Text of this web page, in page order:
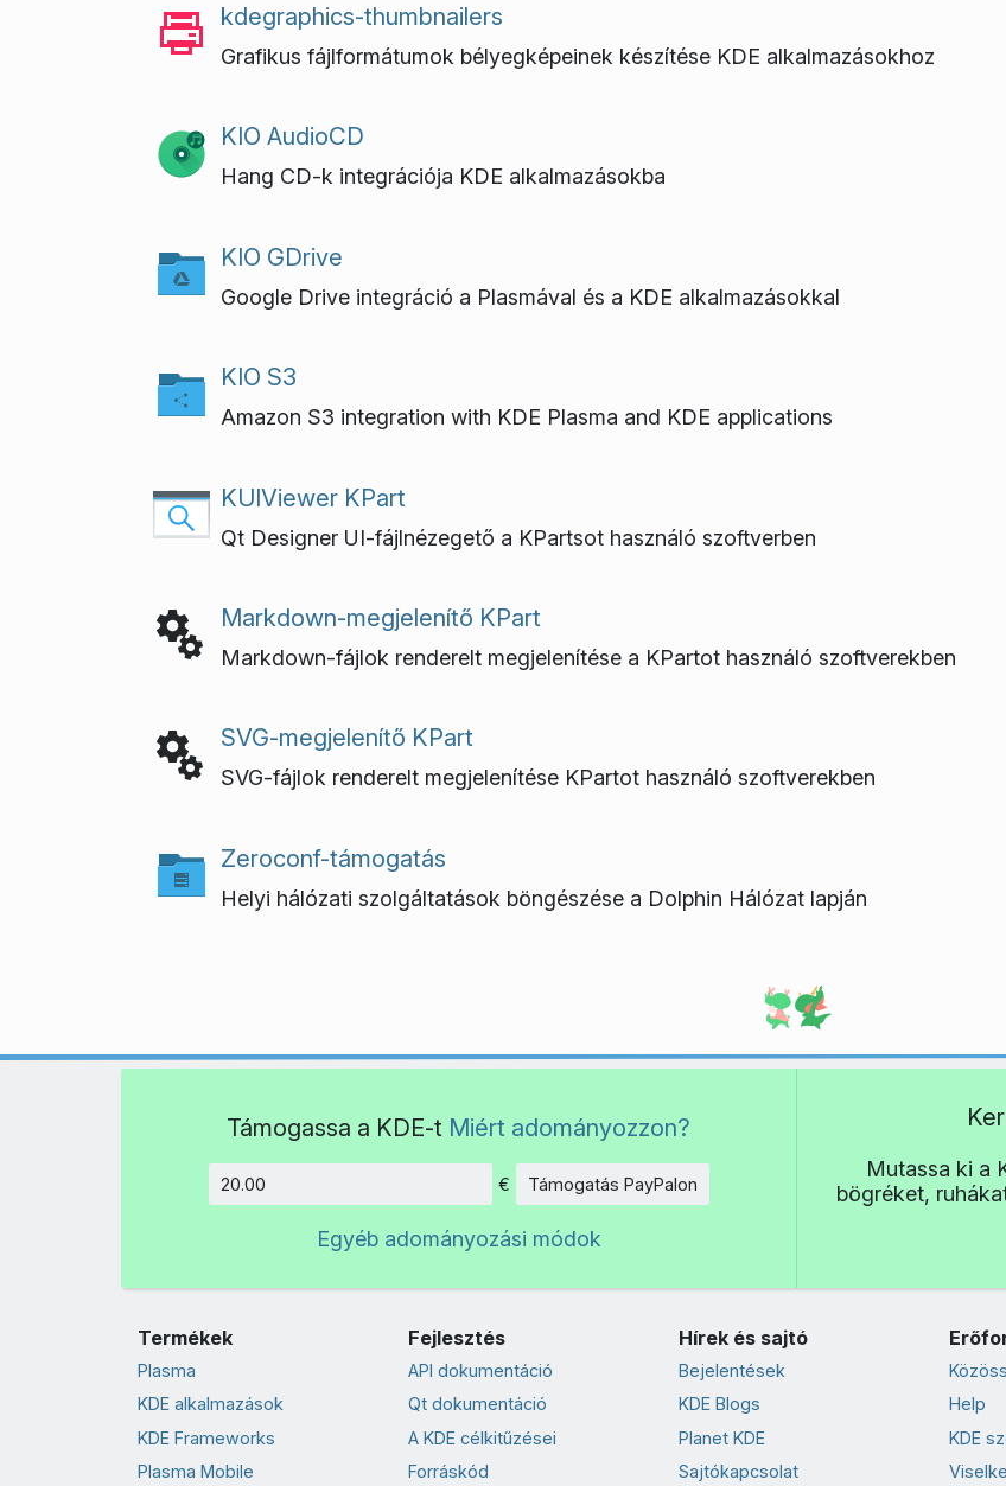
kdegraphics-thumbnailers
Grafikus fájlformátumok bélyegképeinek készítése KDE alkalmazásokhoz
KIO AudioCD
Hang CD-k integrációja KDE alkalmazásokba
KIO GDrive
Google Drive integráció a Plasmával és a KDE alkalmazásokkal
KIO S3
Amazon S3 integration with KDE Plasma and KDE applications
KUIViewer KPart
Qt Designer UI-fájlnézegető a KPartsot használó szoftverben
Markdown-megjelenítő KPart
Markdown-fájlok renderelt megjelenítése a KPartot használó szoftverekben
SVG-megjelenítő KPart
SVG-fájlok renderelt megjelenítése KPartot használó szoftverekben
Zeroconf-támogatás
Helyi hálózati szolgáltatások böngészése a Dolphin Hálózat lapján
Támogassa a KDE-t Miért adományozzon?
Összeg
€ Támogatás PayPalon
Egyéb adományozási módok
Mutassa ki a
bögréket,
Termékek
Plasma
KDE alkalmazások
KDE Frameworks
Plasma Mobile
Fejlesztés
API dokumentáció
Qt dokumentáció
A KDE célkitűzései
Forráskód
Hírek és sajtó
Bejelentések
KDE Blogs
Planet KDE
Sajtókapcsolat
Help
KDE